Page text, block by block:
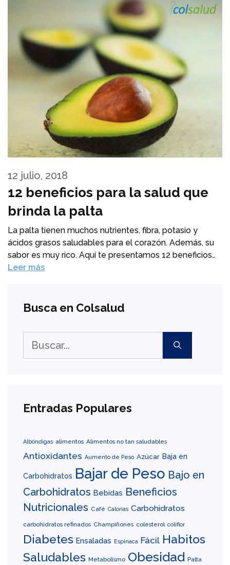
12 beneficios para la salud que
brinda la palta
12 julio, 2018
La palta tienen muchos nutrientes, fibra, potasio y
ácidos grasos saludables para el corazón. Además, su
sabor es muy rico. Aquí te presentamos 12 beneficios…
Leer más
Busca en Colsalud
Buscar:
Entradas Populares
Albóndigas alimentos Alimentos no tan saludables
Antioxidantes Aumento de Peso Azúcar Baja en
Carbohidratos Bajar de Peso Bajo en
Carbohidratos Bebidas Beneficios
Nutricionales Café Calorías Carbohidratos
carbohidratos refinados Champiñones colesterol coliflor
Diabetes Ensaladas Espinaca Fácil Habitos
Saludables Metabolismo Obesidad Palta